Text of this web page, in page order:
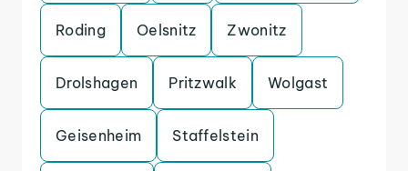
Roding Oelsnitz Zwonitz
Drolshagen Pritzwalk Wolgast
Geisenheim Staffelstein